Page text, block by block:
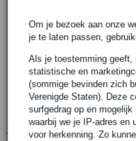
Om je bezoek aan onze
je te laten passen,
Als je toestemming geeft,
statistische en
(sommige bevinden zich
Verenigde Staten). Deze
surfgedrag op en
waarbij we je IP-adres en
voor herkenning. Zo
materiaal: linde (basswood)
afwerking: hoogglans
verbinding: geschroefd
materiaal: esdoorn
afwerking: zijdeglans
Bekijk alle